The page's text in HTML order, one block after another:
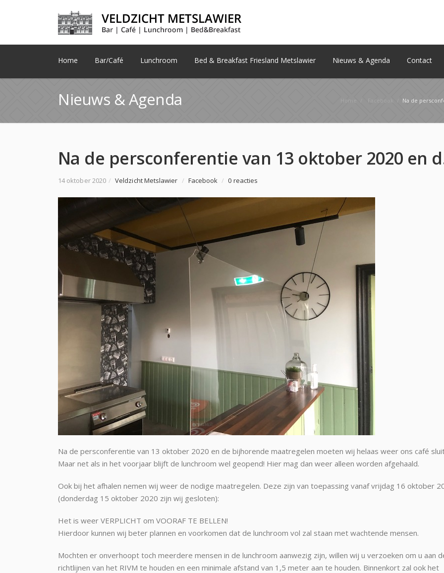
Home Bar/Café Lunchroom Bed & Breakfast Friesland Metslawier Nieuws & Agenda Contact
Home Facebook Na de
Nieuws & Agenda
Na
14 oktober 2020 / Veldzicht Metslawier / Facebook / 0 reacties
Na de persconferentie van 13 oktober 2020 en de bijhorende maatregelen moeten wij helaas weer ons café
Maar net als in het voorjaar blijft de lunchroom wel geopend! Hier mag dan weer alleen worden afgehaald.
Ook bij het afhalen nemen wij weer de nodige maatregelen. Deze zijn van toepassing vanaf vrijdag 16 oktober
(donderdag 15 oktober 2020 zijn wij gesloten):
Het is weer VERPLICHT om VOORAF TE BELLEN!
Hierdoor kunnen wij beter plannen en voorkomen dat de lunchroom vol zal staan met wachtende mensen.
Mochten er onverhoopt toch meerdere mensen in de lunchroom aanwezig zijn, willen wij u verzoeken om u aan
richtlijnen van het RIVM te houden en een minimale afstand van 1,5 meter aan te houden. Binnenkort zal ook het